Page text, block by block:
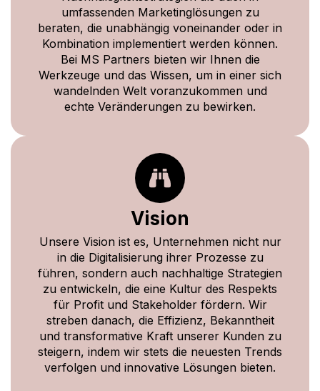
umfassenden Marketinglösungen zu
beraten, die unabhängig voneinander oder in
Kombination implementiert werden können.
Bei MS Partners bieten wir Ihnen die
Werkzeuge und das Wissen, um in einer sich
wandelnden Welt voranzukommen und
echte Veränderungen zu bewirken.
Vision
Unsere Vision ist es, Unternehmen nicht nur
in die Digitalisierung ihrer Prozesse zu
führen, sondern auch nachhaltige Strategien
zu entwickeln, die eine Kultur des Respekts
für Profit und Stakeholder fördern. Wir
streben danach, die Effizienz, Bekanntheit
und transformative Kraft unserer Kunden zu
steigern, indem wir stets die neuesten Trends
verfolgen und innovative Lösungen bieten.